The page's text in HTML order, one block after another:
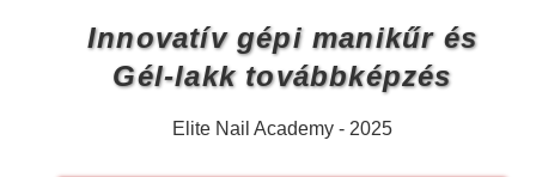
Innovatív gépi manikűr és
Gél-lakk továbbképzés
Elite Nail Academy - 2025